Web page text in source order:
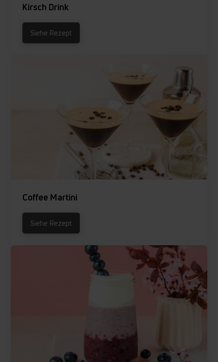
Kirsch Drink
Siehe Rezept
Coffee Martini
Siehe Rezept